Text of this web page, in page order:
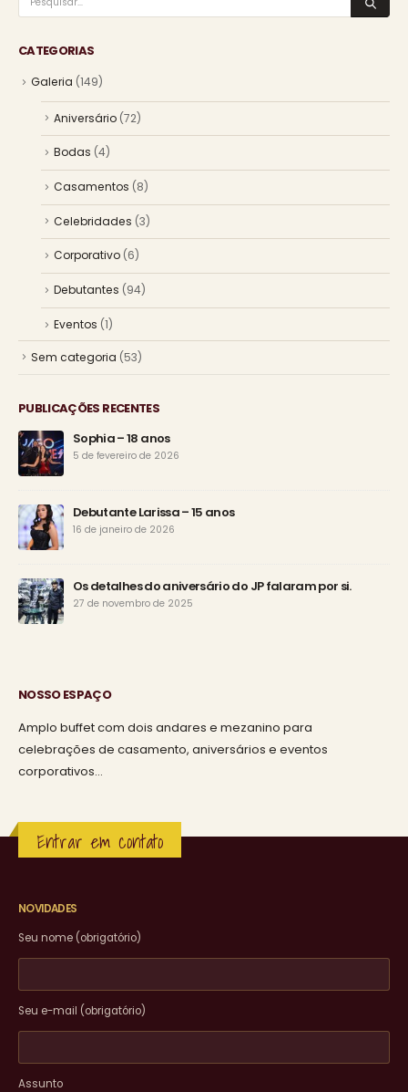
CATEGORIAS
Galeria (149)
Aniversário (72)
Bodas (4)
Casamentos (8)
Celebridades (3)
Corporativo (6)
Debutantes (94)
Eventos (1)
Sem categoria (53)
PUBLICAÇÕES RECENTES
Sophia – 18 anos
5 de fevereiro de 2026
Debutante Larissa – 15 anos
16 de janeiro de 2026
Os detalhes do aniversário do JP falaram por si.
27 de novembro de 2025
NOSSO ESPAÇO
Amplo buffet com dois andares e mezanino para
celebrações de casamento, aniversários e eventos
corporativos…
Entrar em contato
NOVIDADES
Seu nome (obrigatório)
Seu e-mail (obrigatório)
Assunto